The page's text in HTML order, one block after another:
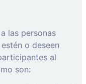
las personas
o deseen
al
son: